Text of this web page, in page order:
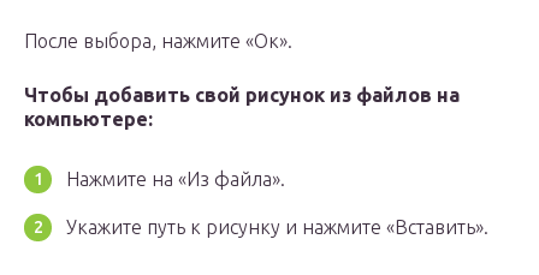
После выбора, нажмите «Ок».
Чтобы добавить свой рисунок из файлов на
компьютере:
Нажмите на «Из файла».
Укажите путь к рисунку и нажмите «Вставить».